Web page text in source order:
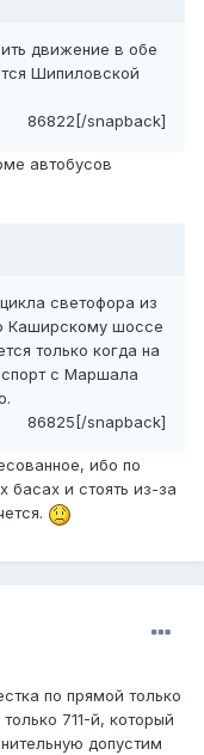
движение в обе
Шипиловской
86822[/snapback]
автобусов
светофора из
Каширскому шоссе
только когда на
с Маршала
86825[/snapback]
ибо по
и стоять из-за
по прямой только
711-й, который
допустим